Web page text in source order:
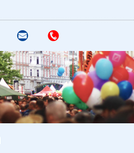
M T